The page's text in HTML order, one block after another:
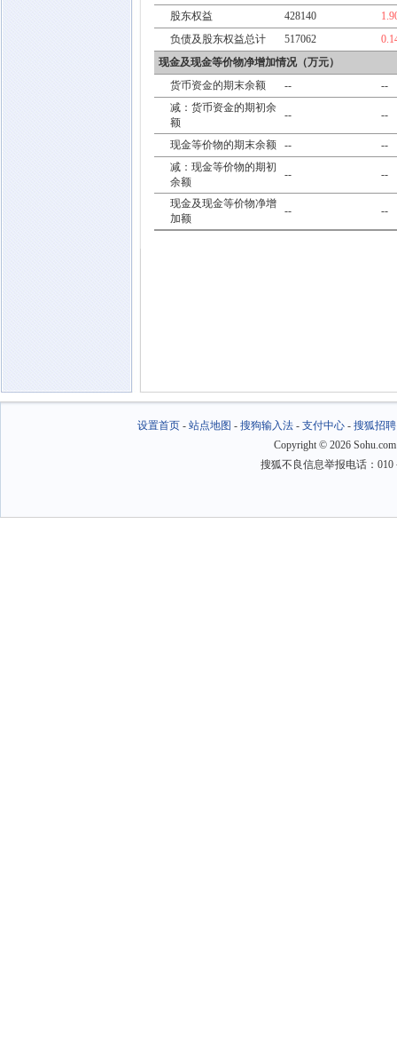
股东权益
428140
负债及股东权益总计
517062
现金及现金等价物净增加情况（万元）
货币资金的期末余额
--
--
减：货币资金的期初余
额
-- --
现金等价物的期末余额 --
--
减：现金等价物的期初
余额
-- --
现金及现金等价物净增
加额
-- --
设置首页- 站点地图 - 搜狗输入法- 支付中心- 搜狐招聘
Copyright © 2026
搜狐不良信息举报电话：010